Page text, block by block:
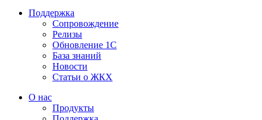
Поддержка
Сопровождение
Релизы
Обновление 1С
База знаний
Новости
Статьи о ЖКХ
О нас
Продукты